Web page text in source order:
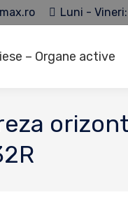
Luni -
– Organe active